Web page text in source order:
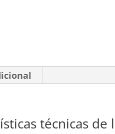
técnicas de